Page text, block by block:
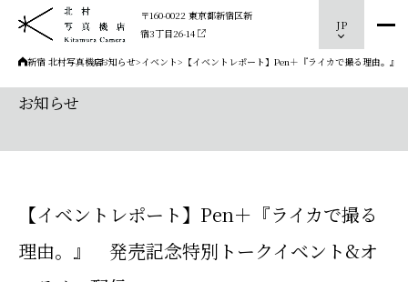
〒160-0022 東京都新宿区新
宿3丁目26-14
JP
新宿 北村写真機店
>お知らせ>イベント> 【イベントレポート】Pen＋『ライカで撮る理由。
お知らせ
【イベントレポート】Pen＋『ライカで撮る
理由。』 発売記念特別トークイベント&オ